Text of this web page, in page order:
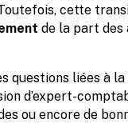
cette
de la part des
questions liées à
d’expert-
ou encore de